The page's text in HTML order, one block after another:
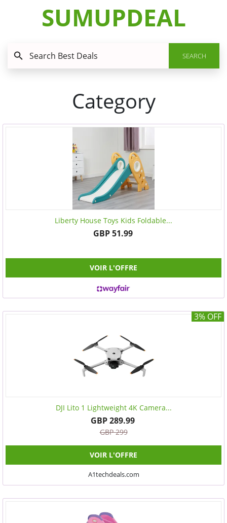
SUMUPDEAL
SEARCH
Category
Liberty House Toys Kids Foldable...
GBP 51.99
VOIR L'OFFRE
3% OFF
DJI Lito 1 Lightweight 4K Camera...
GBP 289.99
GBP 299
VOIR L'OFFRE
A1techdeals.com